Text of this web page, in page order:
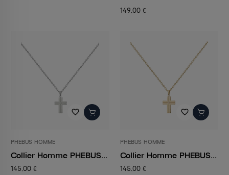
149,00 €
favorite_border
PHEBUS HOMME
Collier Homme PHEBUS...
145,00 €
favorite_border
PHEBUS HOMME
Collier Homme PHEBUS...
145,00 €